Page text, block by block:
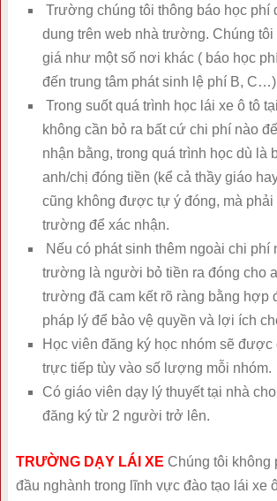
Trường chúng tôi thông báo học phí
dung trên web nhà trường. Chúng tôi
giá như một số nơi khác ( báo học
đến trung tâm phát sinh lệ phí B, C…)
Trong suốt quá trình học lái xe ô tô
không cần bỏ ra bất cứ chi phí nào
nhận bằng, trong quá trình học dù là
anh/chị đóng tiền (kể cả thầy giáo
cũng không được tự ý đóng, mà phải
trường để xác nhận.
Nếu có phát sinh thêm ngoài chi phí
trường là người bỏ tiền ra đóng cho
trường đã cam kết rõ ràng bằng hợp
pháp lý để bảo vệ quyền và lợi ích
Học viên đăng ký học nhóm sẽ được
trực tiếp tùy vào số lượng mỗi nhóm.
Có giáo viên dạy lý thuyết tại nhà
đăng ký từ 2 người trở lên.
TRƯỜNG DẠY LÁI XE Chúng tôi không
đầu nghành trong lĩnh vực đào tạo lái xe